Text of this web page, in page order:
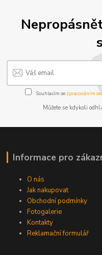
Souhlasím se zpracováním
Můžete se kdykoli
Informace pro
O nás
Jak nakupovat
Obchodní podmínky
Fotogalerie
Kontakty
Reklamační formulář